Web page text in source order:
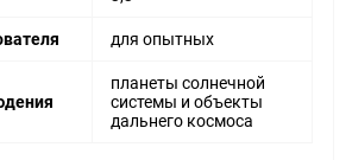
для опытных
планеты солнечной
системы и объекты
дальнего космоса